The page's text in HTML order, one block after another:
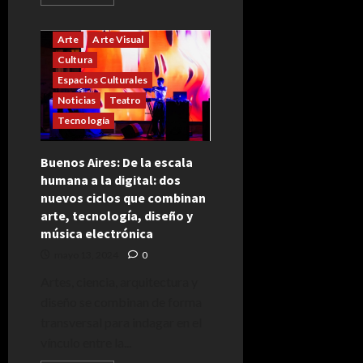
Lanzaron
cursos
gratuitos
para
la
industria
audiovisual
Arte
Arte Visual
Cultura
Espacios Culturales
Noticias
Teatro
Tecnología
Buenos Aires: De la escala
humana a la digital: dos
nuevos ciclos que combinan
arte, tecnología, diseño y
música electrónica
0